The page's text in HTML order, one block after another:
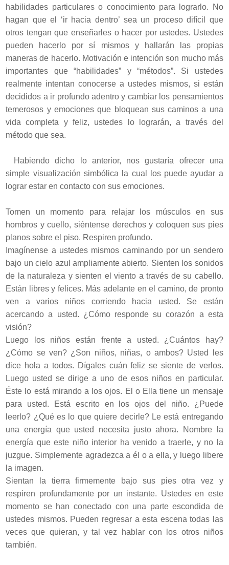
habilidades particulares o conocimiento para lograrlo. No
hagan que el ‘ir hacia dentro’ sea un proceso difícil que
otros tengan que enseñarles o hacer por ustedes. Ustedes
pueden hacerlo por sí mismos y hallarán las propias
maneras de hacerlo. Motivación e intención son mucho más
importantes que “habilidades” y “métodos”. Si ustedes
realmente intentan conocerse a ustedes mismos, si están
decididos a ir profundo adentro y cambiar los pensamientos
temerosos y emociones que bloquean sus caminos a una
vida completa y feliz, ustedes lo lograrán, a través del
método que sea.
Habiendo dicho lo anterior, nos gustaría ofrecer una
simple visualización simbólica la cual los puede ayudar a
lograr estar en contacto con sus emociones.
Tomen un momento para relajar los músculos en sus
hombros y cuello, siéntense derechos y coloquen sus pies
planos sobre el piso. Respiren profundo.
Imagínense a ustedes mismos caminando por un sendero
bajo un cielo azul ampliamente abierto. Sienten los sonidos
de la naturaleza y sienten el viento a través de su cabello.
Están libres y felices. Más adelante en el camino, de pronto
ven a varios niños corriendo hacia usted. Se están
acercando a usted. ¿Cómo responde su corazón a esta
visión?
Luego los niños están frente a usted. ¿Cuántos hay?
¿Cómo se ven? ¿Son niños, niñas, o ambos? Usted les
dice hola a todos. Dígales cuán feliz se siente de verlos.
Luego usted se dirige a uno de esos niños en particular.
Éste lo está mirando a los ojos. El o Ella tiene un mensaje
para usted. Está escrito en los ojos del niño. ¿Puede
leerlo? ¿Qué es lo que quiere decirle? Le está entregando
una energía que usted necesita justo ahora. Nombre la
energía que este niño interior ha venido a traerle, y no la
juzgue. Simplemente agradezca a él o a ella, y luego libere
la imagen.
Sientan la tierra firmemente bajo sus pies otra vez y
respiren profundamente por un instante. Ustedes en este
momento se han conectado con una parte escondida de
ustedes mismos. Pueden regresar a esta escena todas las
veces que quieran, y tal vez hablar con los otros niños
también.